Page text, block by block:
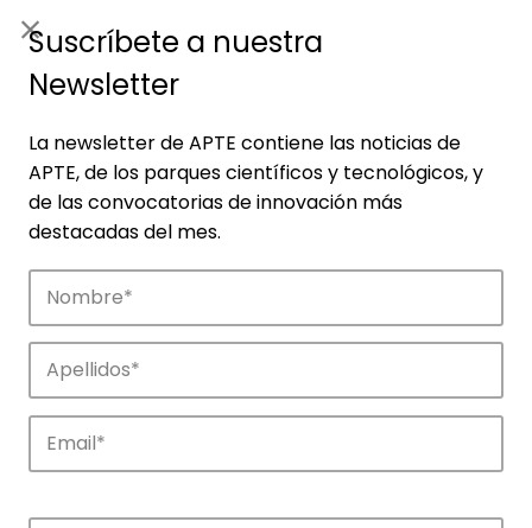
Empresas
Descubre las empresas que impulsan la
innovación en los parques de APTE.
Suscríbete a nuestra
Newsletter
La newsletter de APTE contiene las noticias de
APTE, de los parques científicos y tecnológicos, y
de las convocatorias de innovación más
destacadas del mes.